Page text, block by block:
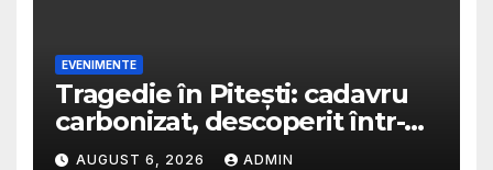
EVENIMENTE
Tragedie în Pitești: cadavru
carbonizat, descoperit într-o
casă abandonată
AUGUST 6, 2026 ADMIN